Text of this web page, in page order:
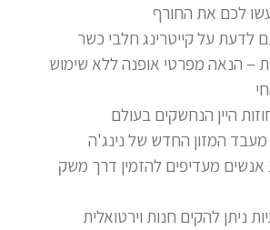
לכם את החורף
לדעת על קייטרינג חלבי כשר
– הנאה מפרטי אופנה ללא שימוש
המזון החדש של נינג'ה
אנשים מעדיפים להזמין דרך משק
ניתן להקים חנות וירטואלית